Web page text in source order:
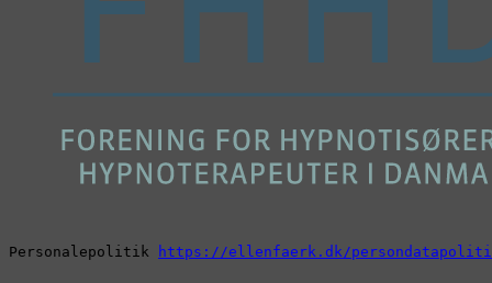
Personalepolitik https://ellenfaerk.dk/